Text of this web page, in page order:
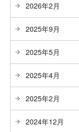
2026年2月
2025年9月
2025年5月
2025年4月
2025年2月
2024年12月